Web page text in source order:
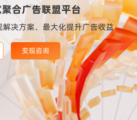
变现咨询
合广告联盟平台
决方案、最大化提升广告收益
变现咨询
变现咨询